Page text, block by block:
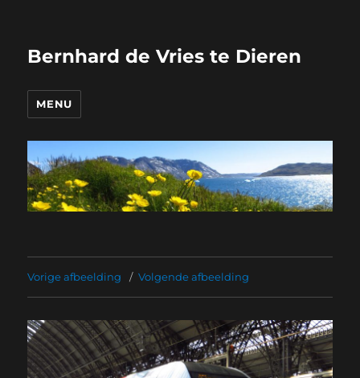
Bernhard de Vries te Dieren
MENU
Vorige afbeelding Volgende afbeelding